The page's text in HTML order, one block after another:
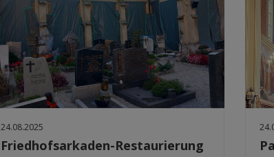
24.08.2025
Friedhofsarkaden-Restaurierung